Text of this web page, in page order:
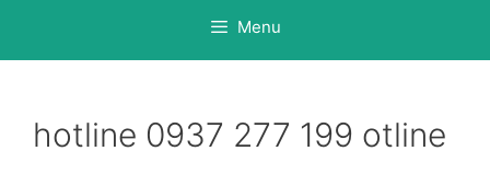
Menu
hotline 0937 277 199 otline